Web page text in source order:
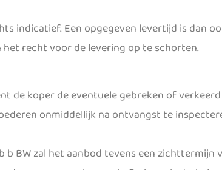
indicatief. Een opgegeven levertijd is dan
recht voor de levering op te schorten.
de koper de eventuele gebreken of
onmiddellijk na ontvangst te
BW zal het aanbod tevens een